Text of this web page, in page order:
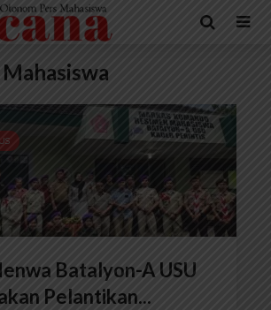
Batalyon-A USU
Pelantikan...